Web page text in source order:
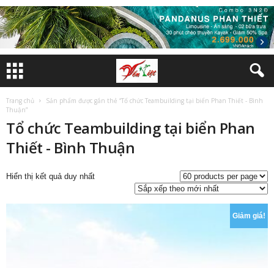
Trang chủ
Sản phẩm được gắn thẻ “Tổ chức Teambuilding tại biển Phan Thiết - Bình
Thuận”
Tổ chức Teambuilding tại biển Phan
Thiết - Bình Thuận
Hiển thị kết quả duy nhất
Giảm giá!